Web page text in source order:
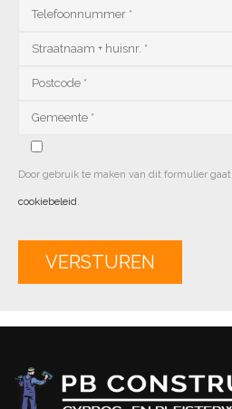
Door gebruik te maken van dit formulier
cookiebeleid.